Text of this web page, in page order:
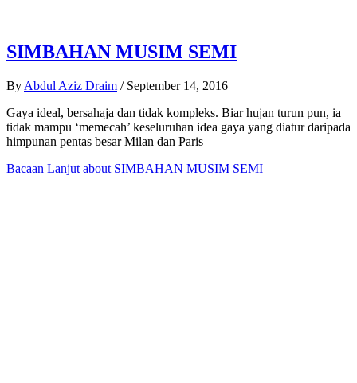
SIMBAHAN MUSIM SEMI
By Abdul Aziz Draim / September 14, 2016
Gaya ideal, bersahaja dan tidak kompleks. Biar hujan turun pun, ia
tidak mampu ‘memecah’ keseluruhan idea gaya yang diatur daripada
himpunan pentas besar Milan dan Paris
Bacaan Lanjut about SIMBAHAN MUSIM SEMI